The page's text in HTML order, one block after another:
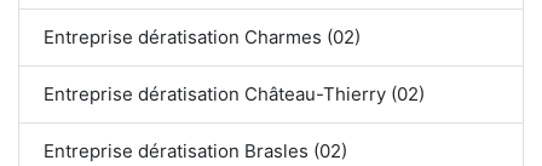
Entreprise dératisation Charmes (02)
Entreprise dératisation Château-Thierry (02)
Entreprise dératisation Brasles (02)